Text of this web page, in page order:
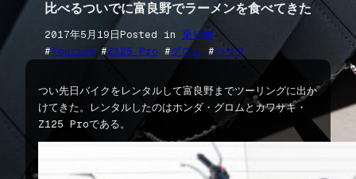
比べるついでに富良野でラーメンを食べてきた
2017年5月19日 Posted in 乗り物
#Touring #Z125 Pro #グロム #バイク
つい先日バイクをレンタルして富良野までツーリングに出か
けてきた。レンタルしたのはホンダ・グロムとカワサキ・
Z125 Proである。